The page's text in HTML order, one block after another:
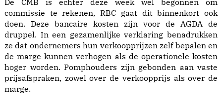
De CMB is echter deze week wel begonnen om
commissie te rekenen, RBC gaat dit binnenkort ook
doen. Deze bancaire kosten zijn voor de AGDA de
druppel. In een gezamenlijke verklaring benadrukken
ze dat ondernemers hun verkoopprijzen zelf bepalen en
de marge kunnen verhogen als de operationele kosten
hoger worden. Pomphouders zijn gebonden aan vaste
prijsafspraken, zowel over de verkoopprijs als over de
marge.